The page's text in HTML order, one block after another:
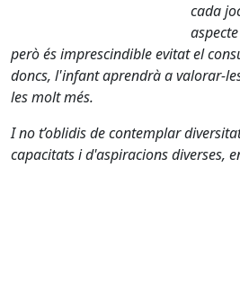
cada
però és imprescindible evitat el
doncs, l'infant aprendrà a valorar-
les molt més.
I no t’oblidis de contemplar
capacitats i d'aspiracions diverses,